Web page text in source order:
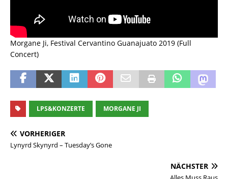
Morgane Ji, Festival Cervantino Guanajuato 2019 (Full
Concert)
LPS&KONZERTE MORGANE JI
VORHERIGER
Lynyrd Skynyrd – Tuesday’s Gone
NÄCHSTER